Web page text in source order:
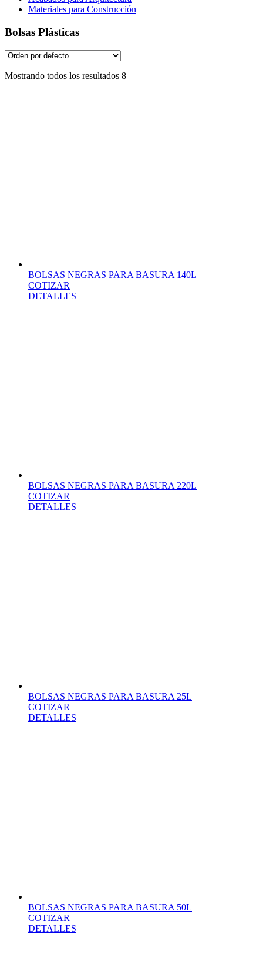
Materiales para Construcción
Bolsas Plásticas
Mostrando todos los resultados 8
BOLSAS NEGRAS PARA BASURA 140L
COTIZAR
DETALLES
BOLSAS NEGRAS PARA BASURA 220L
COTIZAR
DETALLES
BOLSAS NEGRAS PARA BASURA 25L
COTIZAR
DETALLES
BOLSAS NEGRAS PARA BASURA 50L
COTIZAR
DETALLES